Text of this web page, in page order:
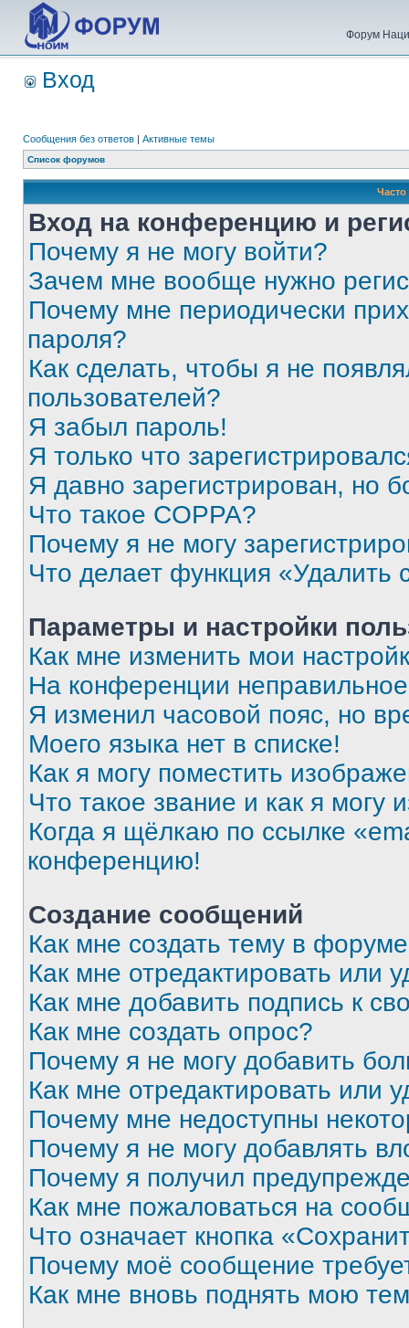
Форум
Вход
Сообщения без ответов | Активные темы
Список форумов
Вход на конференцию и
Почему я не могу войти?
Зачем мне вообще нужно
Почему мне периодически
пароля?
Как сделать, чтобы я не
пользователей?
Я забыл пароль!
Я только что
Я давно зарегистрирован, но
Что такое COPPA?
Почему я не могу
Что делает функция «Удалить
Параметры и настройки
Как мне изменить мои
На конференции
Я изменил часовой пояс, но
Моего языка нет в списке!
Как я могу поместить
Что такое звание и как я могу
Когда я щёлкаю по ссылке
конференцию!
Создание сообщений
Как мне создать тему в
Как мне отредактировать или
Как мне добавить подпись к
Как мне создать опрос?
Почему я не могу добавить
Как мне отредактировать или
Почему мне недоступны
Почему я не могу добавлять
Почему я получил
Как мне пожаловаться на
Что означает кнопка
Почему моё сообщение
Как мне вновь поднять мою